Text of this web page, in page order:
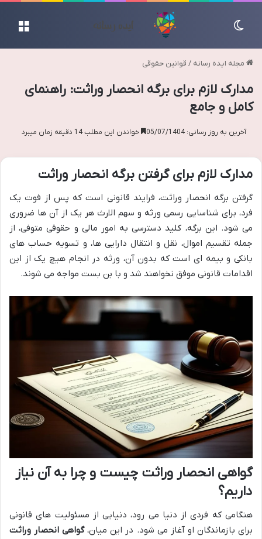
مجله ایده رسانه / قوانین حقوقی
مدارک لازم برای برگه انحصار وراثت: راهنمای
کامل و جامع
آخرین به روز رسانی: 05/07/1404 خواندن این مطلب 14 دقیقه زمان میبرد
مدارک لازم برای گرفتن برگه انحصار وراثت
گرفتن برگه انحصار وراثت، فرایند قانونی است که پس از فوت یک
فرد، برای شناسایی رسمی ورثه و سهم الارث هر یک از آن ها ضروری
می شود. این برگه، کلید دسترسی به امور مالی و حقوقی متوفی، از
جمله تقسیم اموال، نقل و انتقال دارایی ها، و تسویه حساب های
بانکی و بیمه ای است که بدون آن، ورثه در انجام هیچ یک از این
اقدامات قانونی موفق نخواهند شد و با بن بست مواجه می شوند.
گواهی انحصار وراثت چیست و چرا به آن نیاز
داریم؟
هنگامی که فردی از دنیا می رود، دنیایی از مسئولیت های قانونی
برای بازماندگان او آغاز می شود. در این میان،گواهی انحصار وراثت